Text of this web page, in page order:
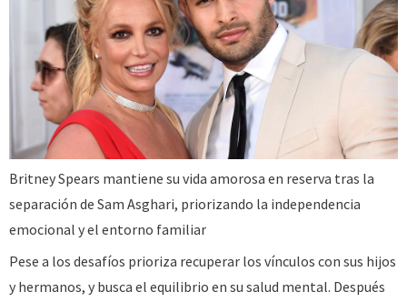
Britney Spears mantiene su vida amorosa en reserva tras la
separación de Sam Asghari, priorizando la independencia
emocional y el entorno familiar
Pese a los desafíos prioriza recuperar los vínculos con sus hijos
y hermanos, y busca el equilibrio en su salud mental. Después